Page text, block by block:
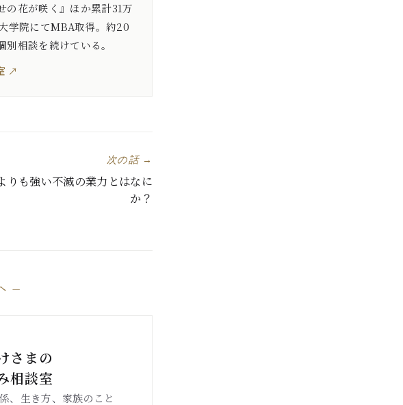
の花が咲く』ほか累計31万
学院にてMBA取得。約20
相談を続けている。
↗
次の話 →
りも強い不滅の業力とはなに
か？
—
さまの
相談室
、生き方、家族のこと